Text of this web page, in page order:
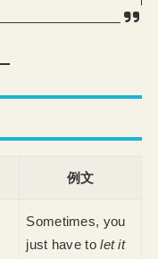
例文
Sometimes, you
just have tolet it